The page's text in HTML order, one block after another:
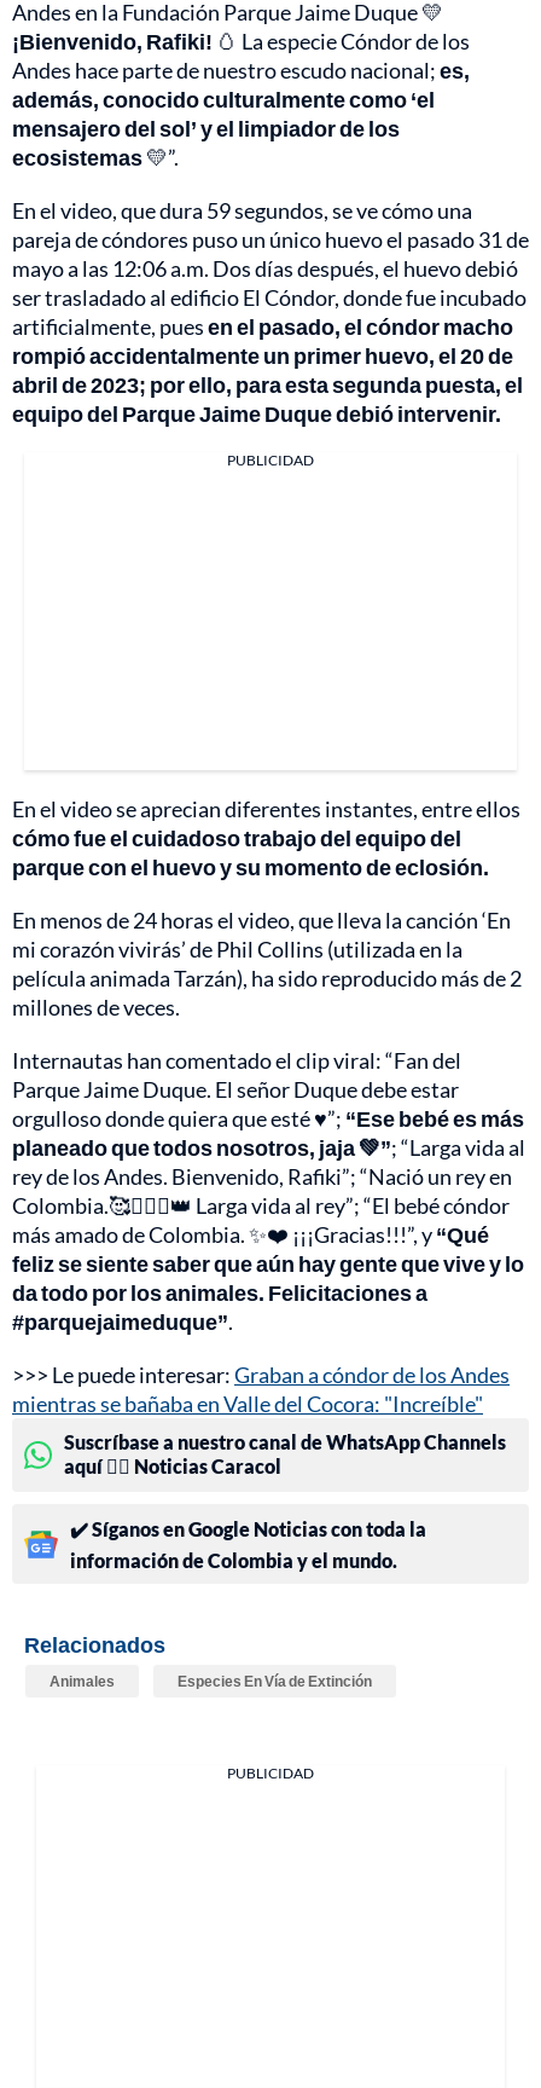
Andes en la Fundación Parque Jaime Duque 💛
¡Bienvenido, Rafiki! 🥚 La especie Cóndor de los
Andes hace parte de nuestro escudo nacional;es,
además, conocido culturalmente como ‘el
mensajero del sol’ y el limpiador de los
ecosistemas💛”.
En el video, que dura 59 segundos, se ve cómo una
pareja de cóndores puso un único huevo el pasado 31 de
mayo a las 12:06 a.m. Dos días después, el huevo debió
ser trasladado al edificio El Cóndor, donde fue incubado
artificialmente, puesen el pasado, el cóndor macho
rompió accidentalmente un primer huevo, el 20 de
abril de 2023; por ello, para esta segunda puesta, el
equipo del Parque Jaime Duque debió intervenir.
PUBLICIDAD
En el video se aprecian diferentes instantes, entre ellos
cómo fue el cuidadoso trabajo del equipo del
parque con el huevo y su momento de eclosión.
En menos de 24 horas el video, que lleva la canción ‘En
mi corazón vivirás’ de Phil Collins (utilizada en la
película animada Tarzán), ha sido reproducido más de 2
millones de veces.
Internautas han comentado el clip viral: “Fan del
Parque Jaime Duque. El señor Duque debe estar
orgulloso donde quiera que esté ♥️”; “Ese bebé es más
planeado que todos nosotros, jaja 💚”; “Larga vida al
rey de los Andes. Bienvenido, Rafiki”; “Nació un rey en
Colombia.🥰🙇🏼‍♀️👑 Larga vida al rey”; “El bebé cóndor
más amado de Colombia. ✨❤️ ¡¡¡Gracias!!!”, y“Qué
feliz se siente saber que aún hay gente que vive y lo
da todo por los animales. Felicitaciones a
#parquejaimeduque”.
>>> Le puede interesar:Graban a cóndor de los Andes
mientras se bañaba en Valle del Cocora: "Increíble"
Suscríbase a nuestro canal de WhatsApp Channels
aquí 👉🏻 Noticias Caracol
✔️ Síganos en Google Noticias con toda la
información de Colombia y el mundo.
Relacionados
Animales Especies En Vía de Extinción
PUBLICIDAD